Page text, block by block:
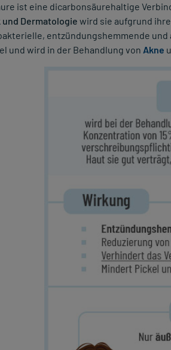
ist eine dicarbonsäurehaltige
Dermatologie wird sie aufgrund
entzündungshemmende
und wird in der Behandlung von Akne